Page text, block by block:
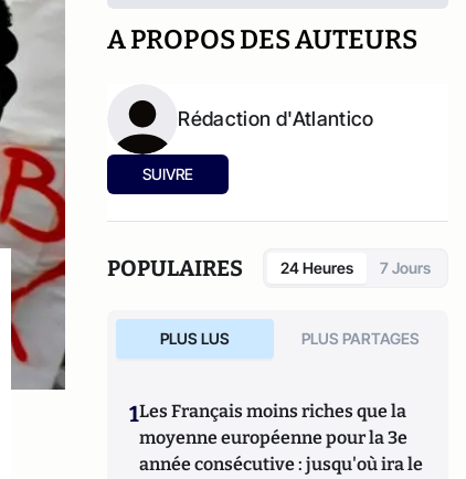
A PROPOS DES AUTEURS
Rédaction d'Atlantico
SUIVRE
POPULAIRES 24 Heures 7 Jours
PLUS LUS PLUS PARTAGES
1Les Français moins riches que la
moyenne européenne pour la 3e
année consécutive : jusqu'où ira le